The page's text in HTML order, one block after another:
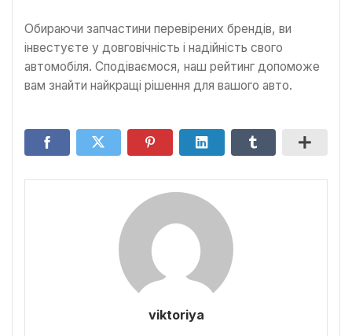
Обираючи запчастини перевірених брендів, ви
інвестуєте у довговічність і надійність свого
автомобіля. Сподіваємося, наш рейтинг допоможе
вам знайти найкращі рішення для вашого авто.
viktoriya